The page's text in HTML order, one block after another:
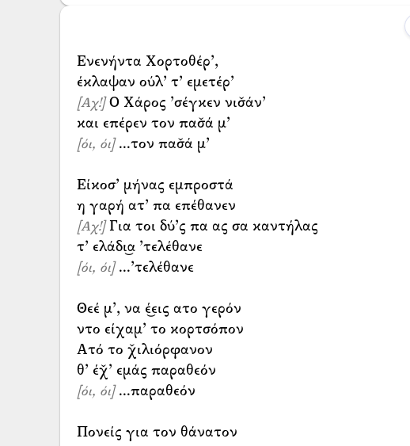
Ενενήντα Χορτοθέρ’,
[Αχ!]Ο Χάρος ’σέγκεν νισ̌άν’
[όι, όι]...τον πασ̌ά μ’
Είκοσ’ μήνας εμπροστά
[Αχ!]Για τοι δύ’ς πα ας σα καντήλας
[όι, όι]...’τελέθανε
Θεέ μ’, να έ͜εις ατο γερόν
ντο είχαμ’ το κορτσόπον
Ατό το χ̌ιλιόρφανον
[όι, όι]...παραθεόν
Πονείς για τον θάνατον